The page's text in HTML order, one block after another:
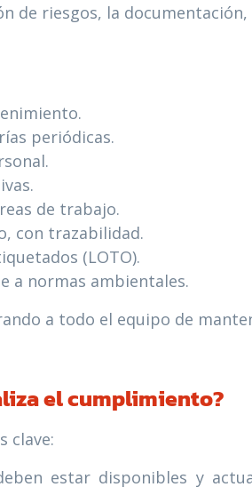
de riesgos, la
periódicas.
de trabajo.
con trazabilidad.
(LOTO).
a normas ambientales.
a todo el equipo de
el cumplimiento?
clave:
estar disponibles y